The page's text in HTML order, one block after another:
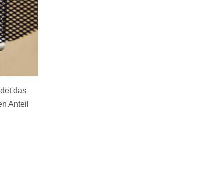
das
Anteil